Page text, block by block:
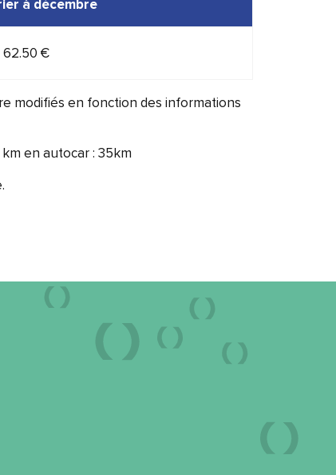
à décembre
62.50 €
modifiés en fonction des informations
en autocar : 35km